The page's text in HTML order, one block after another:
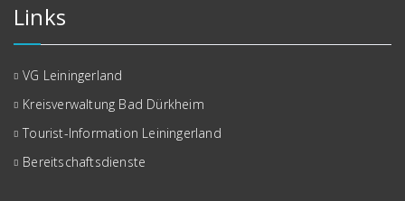
Links
VG Leiningerland
Kreisverwaltung Bad Dürkheim
Tourist-Information Leiningerland
Bereitschaftsdienste